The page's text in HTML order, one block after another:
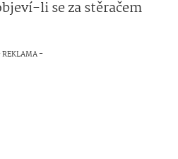
li se za stěračem